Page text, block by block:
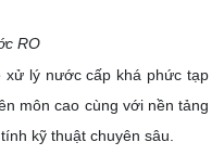
RO
xử lý nước cấp khá phức tạp
môn cao cùng với nền tảng
kỹ thuật chuyên sâu.